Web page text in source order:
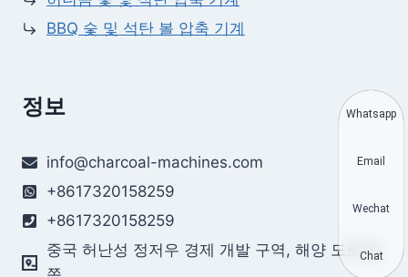
BBQ 숯 및 석탄 볼 압축 기계
정보
info@charcoal-machines.com
+8617320158259
+8617320158259
중국 허난성 정저우 경제 개발 구역, 해양 도로 동
Whatsapp
Email
Wechat
Chat